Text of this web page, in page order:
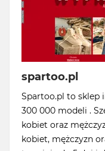
spartoo.pl
Spartoo.pl to sklep
300 000 modeli .
kobiet oraz
kobiet, mężczyzn